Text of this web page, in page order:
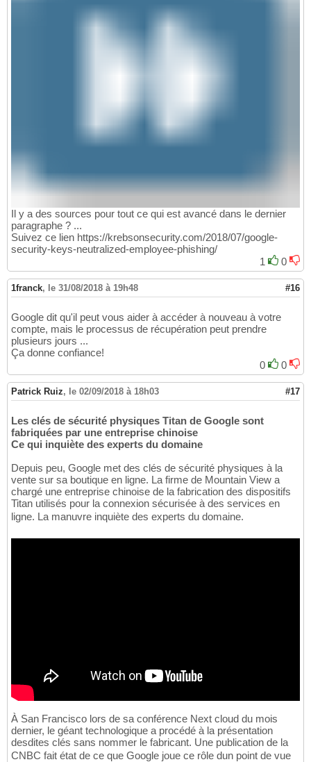
Il y a des sources pour tout ce qui est avancé dans le dernier
paragraphe ? ...
Suivez ce lien https://krebsonsecurity.com/2018/07/google-
security-keys-neutralized-employee-phishing/
1
0
1franck, le 31/08/2018 à 19h48 #16
Google dit qu'il peut vous aider à accéder à nouveau à votre
compte, mais le processus de récupération peut prendre
plusieurs jours ...
Ça donne confiance!
0
0
Patrick Ruiz, le 02/09/2018 à 18h03 #17
Les clés de sécurité physiques Titan de Google sont
fabriquées par une entreprise chinoise
Ce qui inquiète des experts du domaine
Depuis peu, Google met des clés de sécurité physiques à la
vente sur sa boutique en ligne. La firme de Mountain View a
chargé une entreprise chinoise de la fabrication des dispositifs
Titan utilisés pour la connexion sécurisée à des services en
ligne. La manuvre inquiète des experts du domaine.
À San Francisco lors de sa conférence Next cloud du mois
dernier, le géant technologique a procédé à la présentation
desdites clés sans nommer le fabricant. Une publication de la
CNBC fait état de ce que Google joue ce rôle dun point de vue